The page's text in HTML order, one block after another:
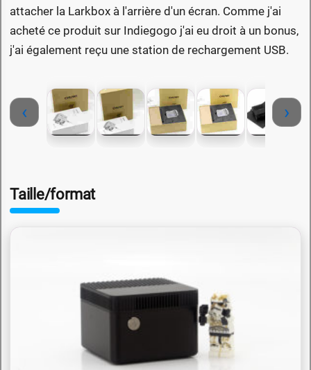
attacher la Larkbox à l'arrière d'un écran. Comme j'ai
acheté ce produit sur Indiegogo j'ai eu droit à un bonus,
j'ai également reçu une station de rechargement USB.
‹ ›
Taille/format